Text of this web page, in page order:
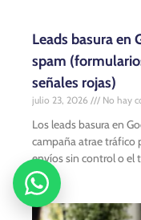
Leads basura en
spam
señales rojas)
julio 23, 2026 No hay
Los leads basura en
campaña atrae tráfico
envíos sin control o el